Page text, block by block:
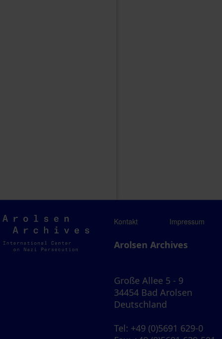
Arolsen
Archives
Kontakt Impressum
Arolsen Archives
Große Allee 5 - 9
34454 Bad Arolsen
Deutschland
Tel: +49 (0)5691 629-0